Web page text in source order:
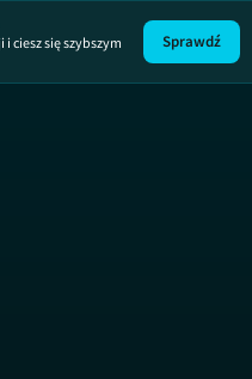
ciesz się szybszym
Sprawdź